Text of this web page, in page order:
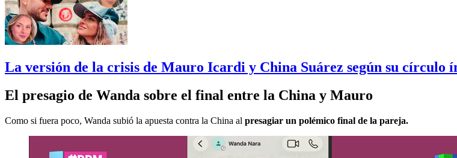
La versión de la crisis de Mauro Icardi y China Suárez según su círculo
El presagio de Wanda sobre el final entre la China y Mauro
Como si fuera poco, Wanda subió la apuesta contra la China al presagiar un polémico final de la pareja.